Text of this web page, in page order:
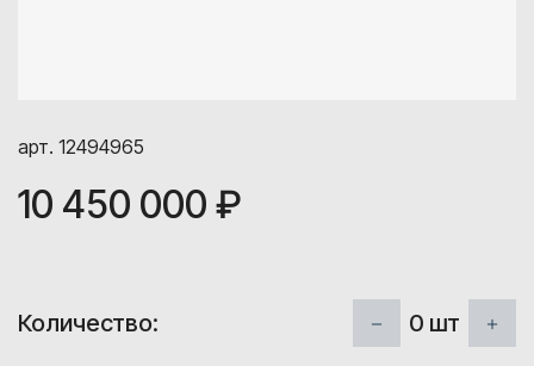
арт. 12494965
10 450 000 ₽
Количество: 0 шт